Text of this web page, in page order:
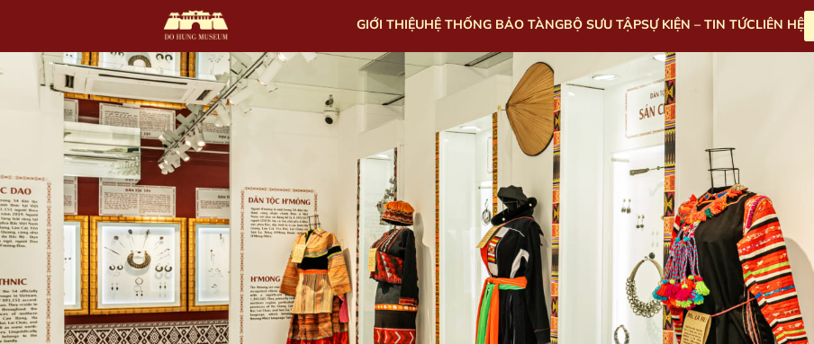
GIỚI THIỆUHỆ THỐNG BẢO TÀNGBỘ SƯU TẬPSỰ KIỆN – TIN TỨCLIÊN HỆ